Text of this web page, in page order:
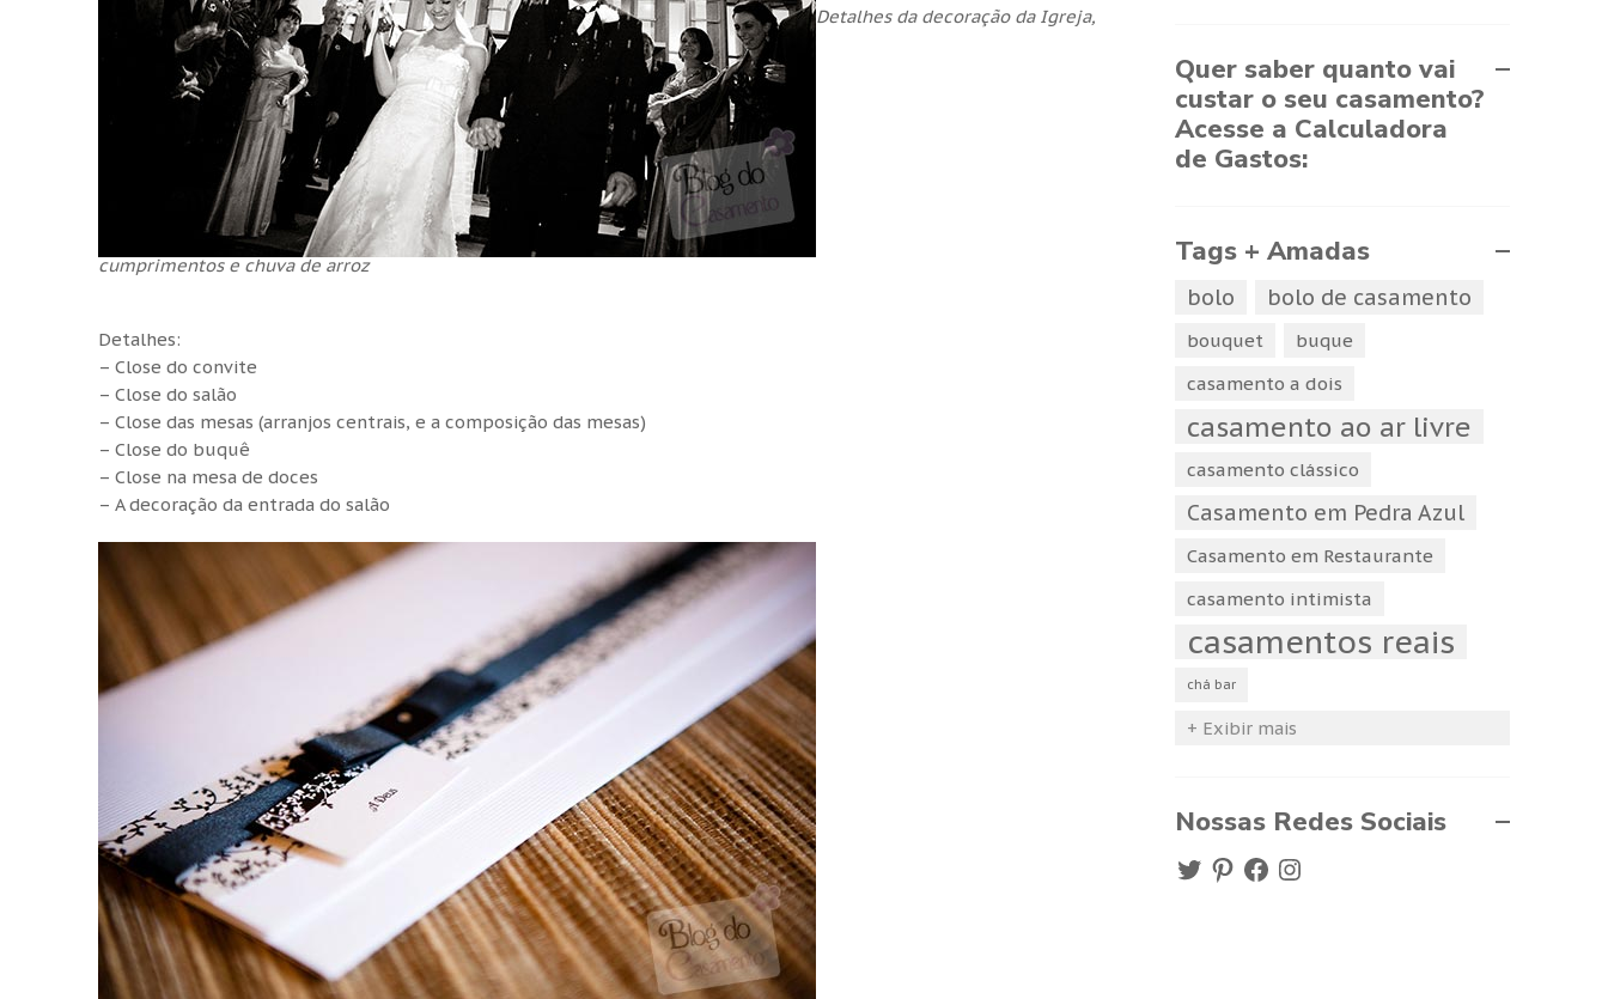
Detalhes da decoração da Igreja,
cumprimentos e chuva de arroz
Detalhes:
– Close do convite
– Close do salão
– Close das mesas (arranjos centrais, e a composição das mesas)
– Close do buquê
– Close na mesa de doces
– A decoração da entrada do salão
Quer saber quanto vai
custar o seu casamento?
Acesse a Calculadora
de Gastos:
Tags + Amadas
bolo bolo de casamento
bouquet
buque
casamento a dois
casamento ao ar livre
casamento clássico
Casamento em Pedra Azul
Casamento em Restaurante
casamento intimista
casamentos reais
chá bar
+ Exibir mais
Nossas Redes Sociais